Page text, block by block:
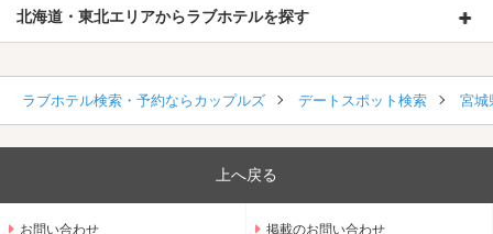
北海道・東北エリアからラブホテルを探す
ラブホテル検索・予約ならカップルズ デートスポット検索 宮城
上へ戻る
お問い合わせ 掲載のお問い合わせ